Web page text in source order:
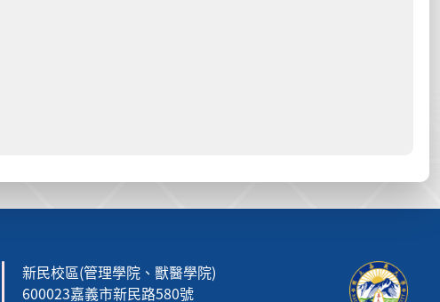
新民校區(管理學院、獸醫學院)
600023嘉義市新民路580號